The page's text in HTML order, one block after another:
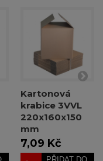
Kartonová
krabice 3VVL
220x160x150
mm
7,09 Kč